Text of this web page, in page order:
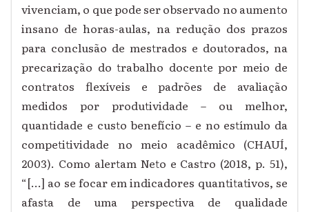
vivenciam, o que pode ser observado no aumento
insano de horas-aulas, na redução dos prazos
para conclusão de mestrados e doutorados, na
precarização do trabalho docente por meio de
contratos flexíveis e padrões de avaliação
medidos por produtividade – ou melhor,
quantidade e custo benefício – e no estímulo da
competitividade no meio acadêmico (CHAUÍ,
2003). Como alertam Neto e Castro (2018, p. 51),
“[...] ao se focar em indicadores quantitativos, se
afasta de uma perspectiva de qualidade